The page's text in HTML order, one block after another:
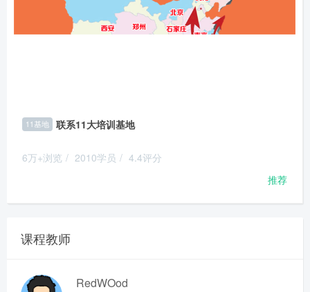
11基地 联系11大培训基地
6万+浏览 / 2010学员 / 4.4评分
推荐
课程教师
RedWOod